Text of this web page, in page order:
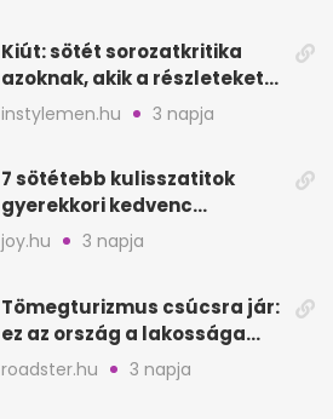
Kiút: sötét sorozatkritika
azoknak, akik a részleteket
keresik
instylemen.hu 3 napja
7 sötétebb kulisszatitok
gyerekkori kedvenc
filmjeinkről a Joy szerint
joy.hu 3 napja
Tömegturizmus csúcsra jár:
ez az ország a lakossága
kétszeresét fogadja
roadster.hu 3 napja